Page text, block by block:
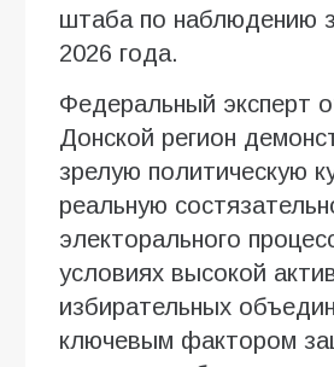
штаба по наблюдению
2026 года.
Федеральный эксперт
Донской регион
зрелую политическую
реальную
электорального
условиях высокой
избирательных
ключевым фактором